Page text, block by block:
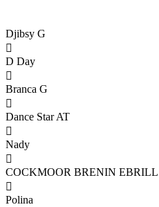
Djibsy G

D Day

Branca G

Dance Star AT

Nady

COCKMOOR BRENIN EBRILL

Polina